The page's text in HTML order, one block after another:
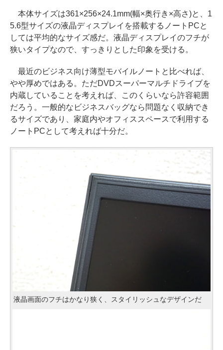
本体サイズは361×256×24.1mm(幅×奥行き×高さ)と、1
5.6型サイズの液晶ディスプレイを搭載するノートPCと
しては平均的なサイズ感だ。液晶ディスプレイのフチが
狭いタイプなので、すっきりとした印象を受ける。
最近のビジネス向け薄型モバイルノートと比べれば、
やや厚めではある。ただDVDスーパーマルチドライブを
内蔵していることを考えれば、このくらいなら許容範囲
だろう。一般的なビジネスバッグなら問題なく収納でき
るサイズであり、家庭内やオフィススペースで利用する
ノートPCとして考えれば十分だ。
液晶画面のフチはかなり狭く、スタイリッシュなデザインだ